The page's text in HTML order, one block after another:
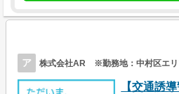
ア 株式会社AR ※勤務地：中村区エ
【交通誘